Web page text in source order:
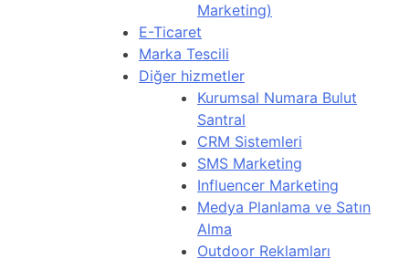
Marketing)
E-Ticaret
Marka Tescili
Diğer hizmetler
Kurumsal Numara Bulut
Santral
CRM Sistemleri
SMS Marketing
Influencer Marketing
Medya Planlama ve Satın
Alma
Outdoor Reklamları